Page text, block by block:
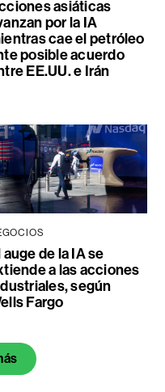
asiáticas
por la IA
cae el petróleo
posible acuerdo
EE.UU. e Irán
auge de la IA se
a las acciones
según
Fargo